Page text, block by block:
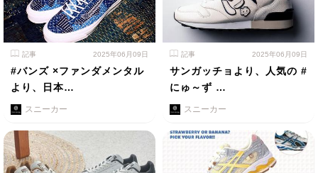
記事 2025年06月09日
#バンズ ×ファンダメンタル
より、日本…
スニーカー
記事 2025年06月09日
サンガッチョより、人気の #
にゅ～ず …
スニーカー